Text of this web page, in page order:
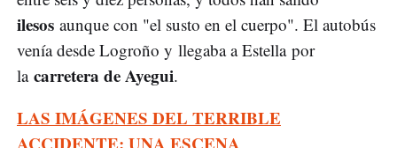
ilesos aunque con "el susto en el cuerpo". El autobús
venía desde Logroño y llegaba a Estella por
la carretera de Ayegui.
LAS IMÁGENES DEL TERRIBLE